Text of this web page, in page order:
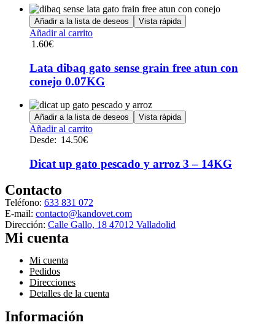
de
producto
Añadir a la lista de deseos Vista rápida
Añadir al carrito
1.60€
Lata dibaq gato sense grain free atun con
conejo 0.07KG
Añadir a la lista de deseos Vista rápida
Añadir al carritoEste
múltiples
variantes.
se
pueden
elegir
Desde: 14.50€
Dicat up gato pescado y arroz 3 – 14KG
Contacto
Teléfono: 633 831 072
E-mail: contacto@kandovet.com
Dirección: Calle Gallo, 18 47012 Valladolid
Mi cuenta
Menú
Mi cuenta
Pedidos
Direcciones
Detalles de la cuenta
Información